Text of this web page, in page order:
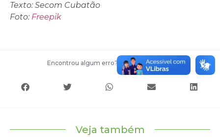
Texto: Secom Cubatão
Foto: Freepik
Encontrou algum erro? Entre em contato
Veja também